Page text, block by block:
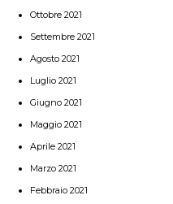
Ottobre 2021
Settembre 2021
Agosto 2021
Luglio 2021
Giugno 2021
Maggio 2021
Aprile 2021
Marzo 2021
Febbraio 2021